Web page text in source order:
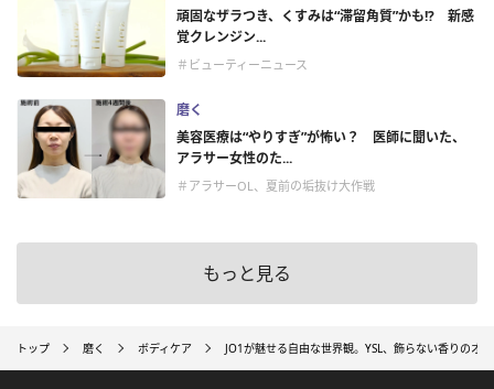
頑固なザラつき、くすみは“滞留角質”かも!? 新感
覚クレンジン...
＃ビューティーニュース
磨く
美容医療は“やりすぎ”が怖い？ 医師に聞いた、
アラサー女性のた...
＃アラサーOL、夏前の垢抜け大作戦
もっと見る
トップ 磨く ボディケア JO1が魅せる自由な世界観。YSL、飾らない香りのオ